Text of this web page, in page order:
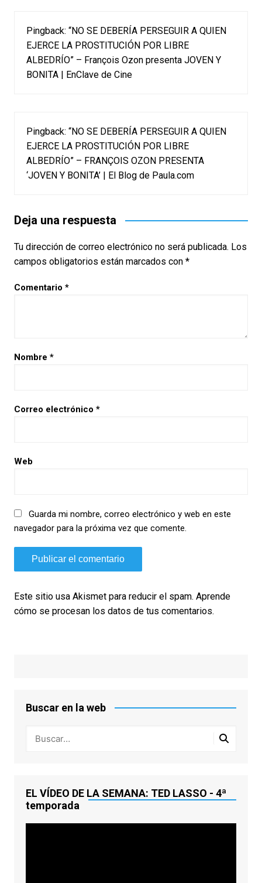
Pingback: “NO SE DEBERÍA PERSEGUIR A QUIEN
EJERCE LA PROSTITUCIÓN POR LIBRE
ALBEDRÍO” – François Ozon presenta JOVEN Y
BONITA | EnClave de Cine
Pingback: “NO SE DEBERÍA PERSEGUIR A QUIEN
EJERCE LA PROSTITUCIÓN POR LIBRE
ALBEDRÍO” – FRANÇOIS OZON PRESENTA
‘JOVEN Y BONITA’ | El Blog de Paula.com
Deja una respuesta
Tu dirección de correo electrónico no será publicada. Los
campos obligatorios están marcados con *
Comentario *
Nombre *
Correo electrónico *
Web
Guarda mi nombre, correo electrónico y web en este
navegador para la próxima vez que comente.
Este sitio usa Akismet para reducir el spam. Aprende
cómo se procesan los datos de tus comentarios.
Buscar en la web
EL VÍDEO DE LA SEMANA: TED LASSO - 4ª
temporada